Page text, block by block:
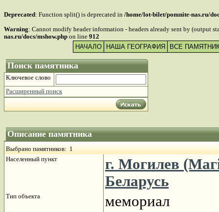
Deprecated: Function split() is deprecated in /home/lot-bilet/pomnite-nas.ru/
Warning: Cannot modify header information - headers already sent by (output
nas.ru/docs/mshow.php on line 912
НАЧАЛО НАША ГЕОГРАФИЯ ВСЕ
Поиск памятника
Ключевое слово
Расширенный поиск
Описание памятника
Выбрано памятников: 1
Населенный пункт
г. Могилев
Беларусь
Тип объекта мемориал